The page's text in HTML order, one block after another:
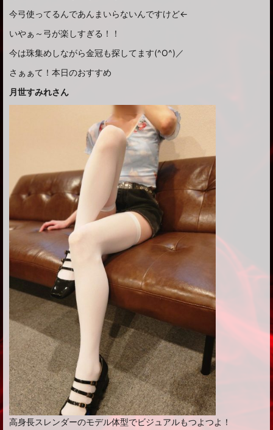
今弓使ってるんであんまいらないんですけど←
いやぁ～弓が楽しすぎる！！
今は珠集めしながら金冠も探してます(^O^)／
さぁぁて！本日のおすすめ
月世すみれさん
高身長スレンダーのモデル体型でビジュアルもつよつよ！